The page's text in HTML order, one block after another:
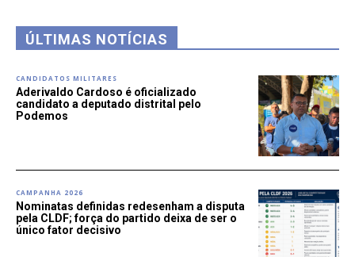
ÚLTIMAS NOTÍCIAS
CANDIDATOS MILITARES
Aderivaldo Cardoso é oficializado
candidato a deputado distrital pelo
Podemos
CAMPANHA 2026
Nominatas definidas redesenham a disputa
pela CLDF; força do partido deixa de ser o
único fator decisivo